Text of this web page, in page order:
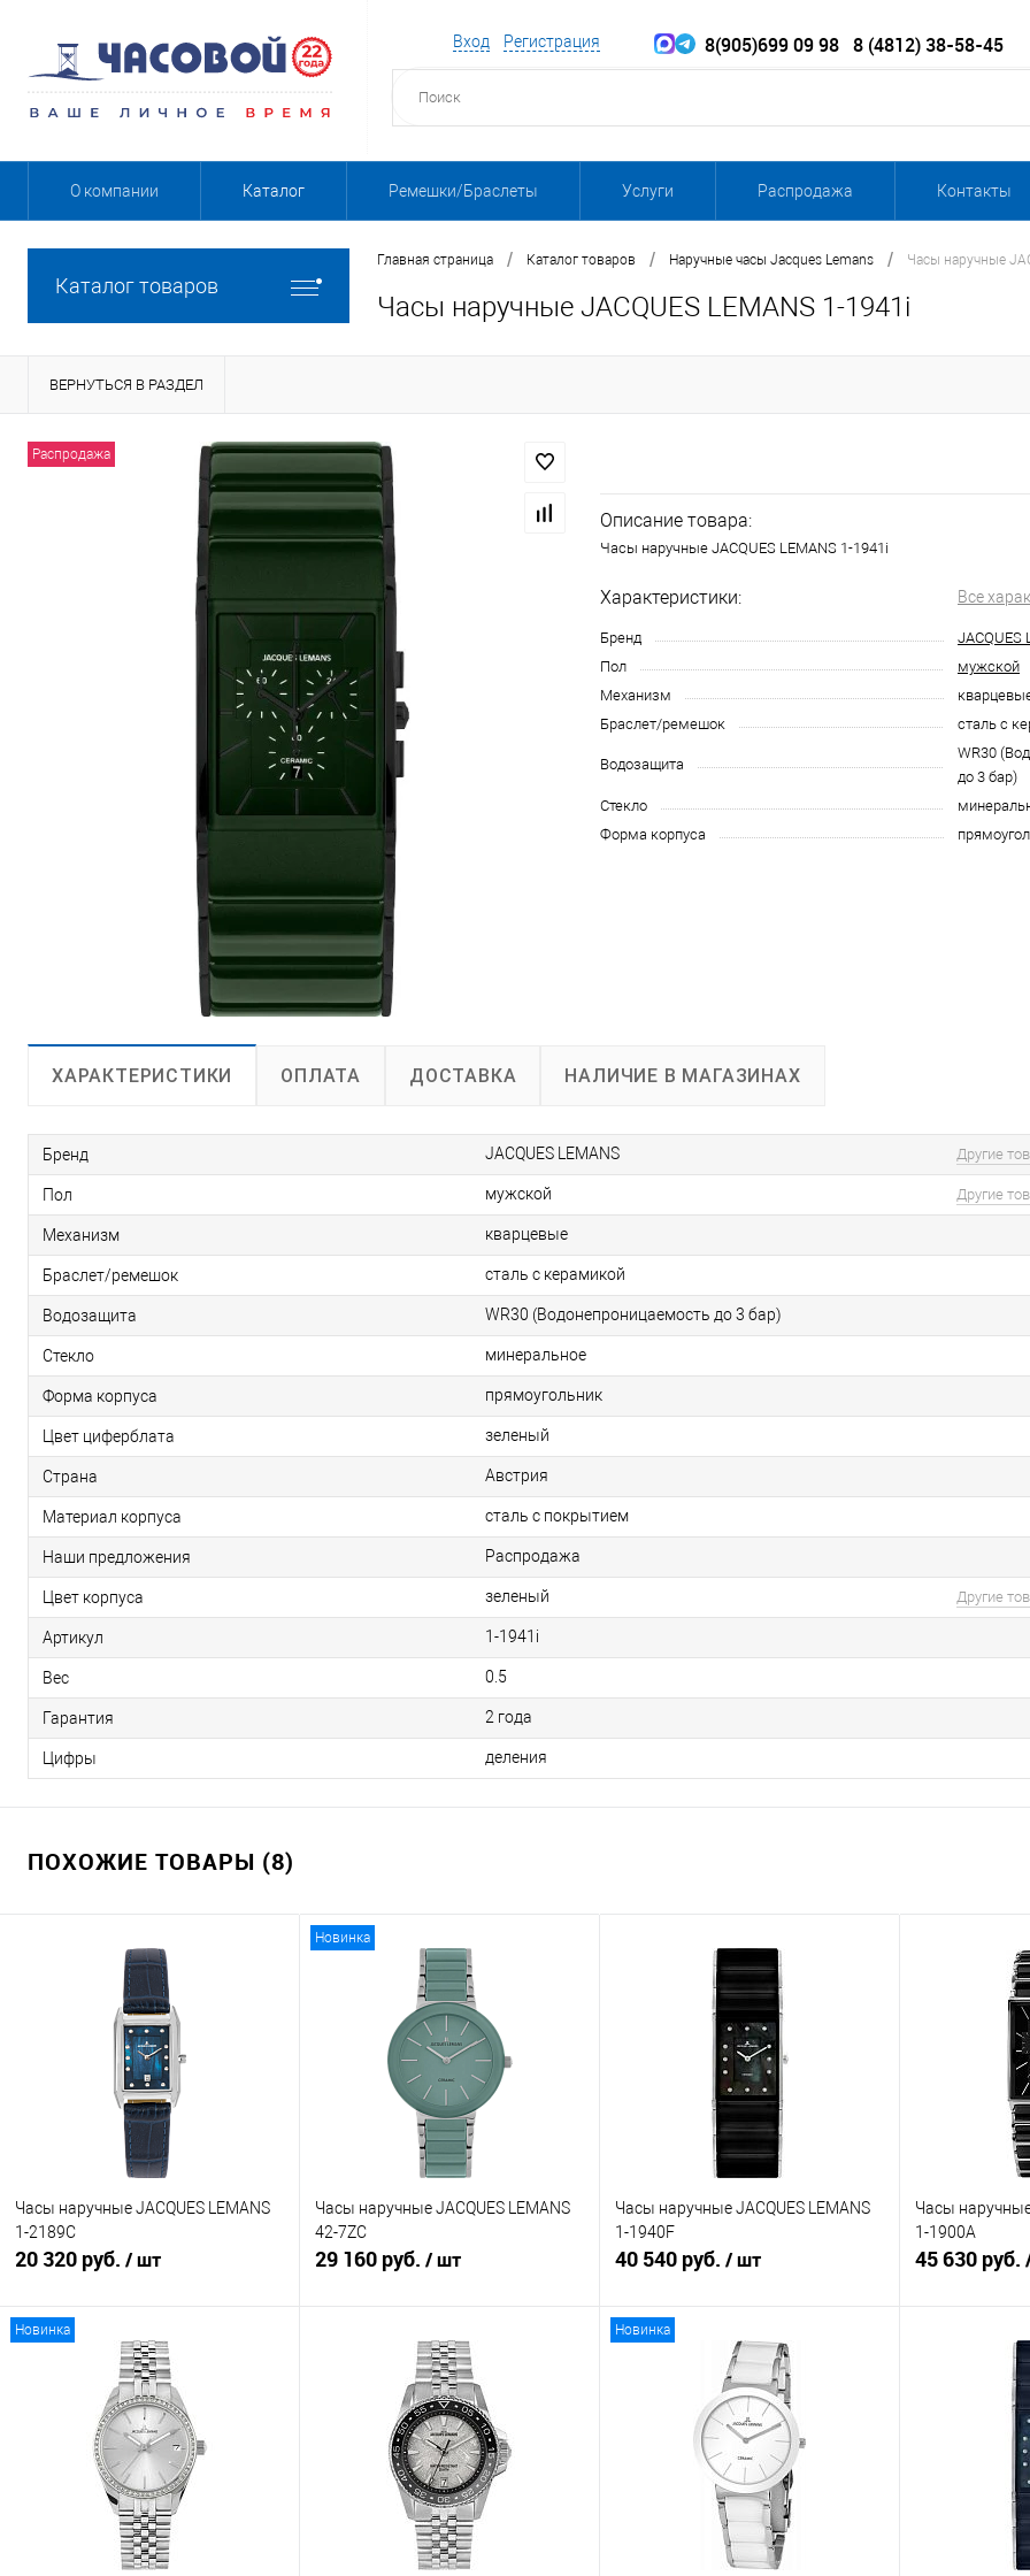
Вход Регистрация 8(905)699 09 98 8 (4812) 38-58-45
О компании Каталог Ремешки/Браслеты Услуги Распродажа Контакты
Каталог товаров
Главная страница / Каталог товаров / Наручные часы Jacques Lemans / Часы наручные
Часы наручные JACQUES LEMANS 1-1941i
ВЕРНУТЬСЯ В РАЗДЕЛ
Распродажа
Описание товара:
Часы наручные JACQUES LEMANS 1-1941i
Характеристики: Все
Бренд
JACQUES
Пол
мужской
Механизм
Браслет/ремешок
сталь с
Водозащита
WR30
до 3 бар)
Стекло
Форма корпуса
ХАРАКТЕРИСТИКИ ОПЛАТА ДОСТАВКА НАЛИЧИЕ В МАГАЗИНАХ
Бренд JACQUES LEMANS Другие
Пол мужской Другие
Механизм кварцевые
Браслет/ремешок сталь с керамикой
Водозащита WR30 (Водонепроницаемость до 3 бар)
Стекло минеральное
Форма корпуса прямоугольник
Цвет циферблата зеленый
Страна Австрия
Материал корпуса сталь с покрытием
Наши предложения Распродажа
Цвет корпуса зеленый Другие
Артикул 1-1941i
Вес 0.5
Гарантия 2 года
Цифры деления
ПОХОЖИЕ ТОВАРЫ (8)
Часы наручные JACQUES LEMANS
1-2189C
20 320 руб. / шт
В корзину
Купить в 1 клик
К сравнению
В избранное
В наличии
Новинка
Часы наручные JACQUES LEMANS
42-7ZC
29 160 руб. / шт
В корзину
Купить в 1 клик
К сравнению
В избранное
В наличии
Часы наручные JACQUES LEMANS
1-1940F
40 540 руб. / шт
В корзину
Купить в 1 клик
К сравнению
В избранное
В наличии
Часы наручные
1-1900A
45 630 руб.
Купить в 1
В избранное
Новинка Новинка